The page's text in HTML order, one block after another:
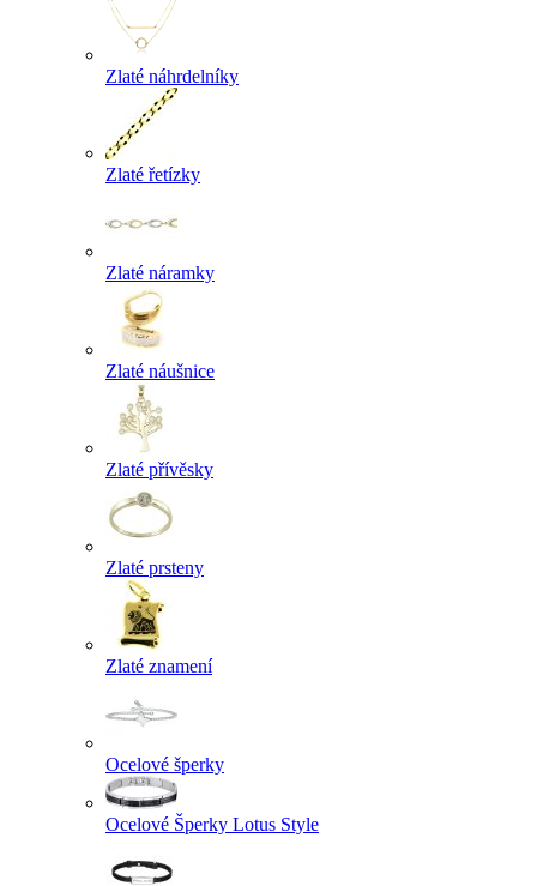
Zlaté náhrdelníky
Zlaté řetízky
Zlaté náramky
Zlaté náušnice
Zlaté přívěsky
Zlaté prsteny
Zlaté znamení
Ocelové šperky
Ocelové Šperky Lotus Style